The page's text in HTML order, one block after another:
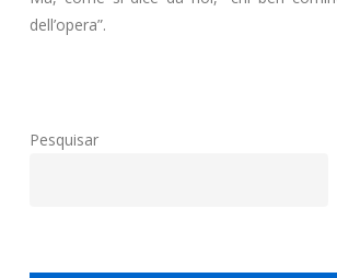
dell’opera”.
Pesquisar